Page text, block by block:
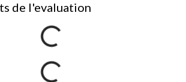
de l'evaluation